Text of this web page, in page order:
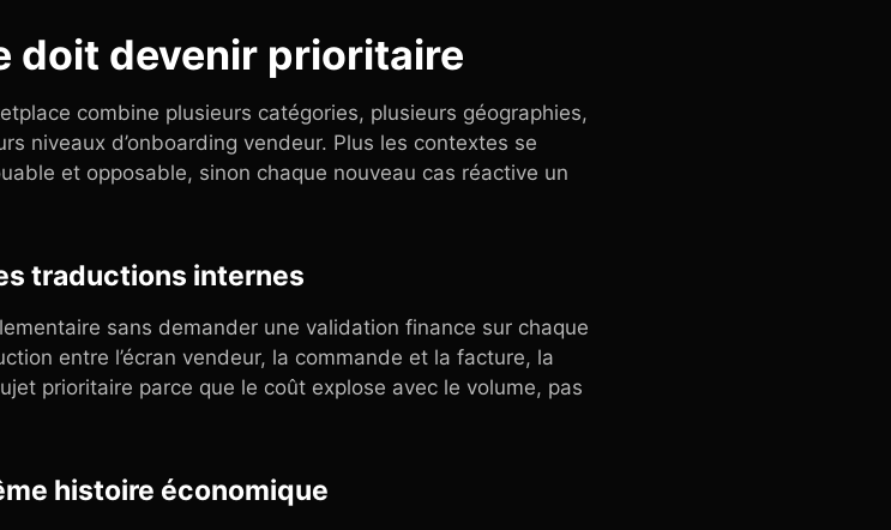
doit devenir prioritaire
combine plusieurs catégories, plusieurs géographies,
niveaux d’onboarding vendeur. Plus les contextes se
et opposable, sinon chaque nouveau cas réactive un
traductions internes
sans demander une validation finance sur chaque
entre l’écran vendeur, la commande et la facture, la
prioritaire parce que le coût explose avec le volume, pas
histoire économique